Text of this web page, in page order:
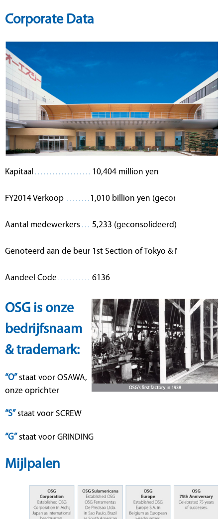
Corporate Data
Kapitaal 10,404 million yen
FY2014 Verkoop 1,010 billion yen (geconsolideerd)
Aantal medewerkers 5,233 (geconsolideerd)
Genoteerd aan de beurs:1st Section of Tokyo & Nagoya
Aandeel Code 6136
OSG is onze
bedrijfsnaam
& trademark:
“O” staat voor OSAWA,
onze oprichter
“S” staat voor SCREW
“G” staat voor GRINDING
Mijlpalen